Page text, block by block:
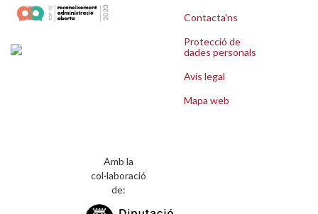
Contacta'ns
Protecció de
dades personals
Avís legal
Mapa web
Amb la
col·laboració
de: